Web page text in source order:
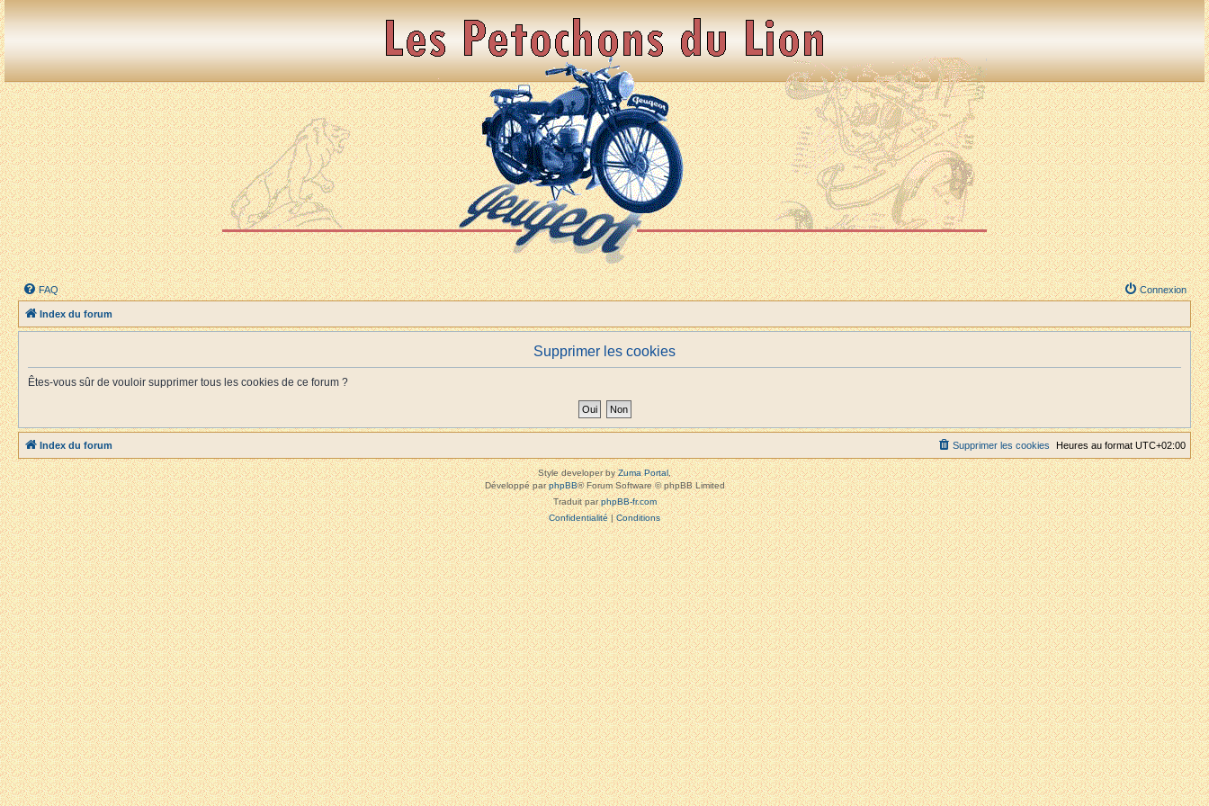
FAQ Connexion
Index du forum
Supprimer les cookies
Êtes-vous sûr de vouloir supprimer tous les cookies de ce forum ?
Index du forum Heures au format UTC+02:00
Supprimer les cookies
Style developer byZuma Portal,
Développé parphpBB® Forum Software © phpBB Limited
Traduit parphpBB-fr.com
Confidentialité|Conditions